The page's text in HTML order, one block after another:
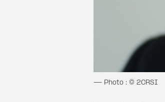
— Photo : © 2CRSI